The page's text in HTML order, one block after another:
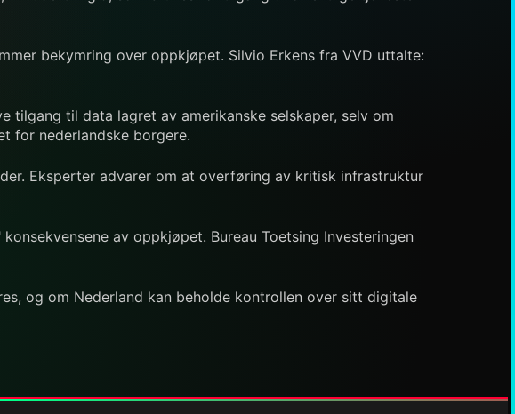
bekymring over oppkjøpet. Silvio Erkens fra VVD uttalte:
tilgang til data lagret av amerikanske selskaper, selv om
for nederlandske borgere.
Eksperter advarer om at overføring av kritisk infrastruktur
av oppkjøpet. Bureau Toetsing Investeringen
og om Nederland kan beholde kontrollen over sitt digitale